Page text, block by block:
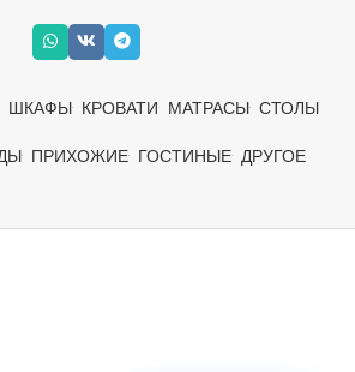
ШКАФЫ КРОВАТИ МАТРАСЫ СТОЛЫ
ПРИХОЖИЕ ГОСТИНЫЕ ДРУГОЕ